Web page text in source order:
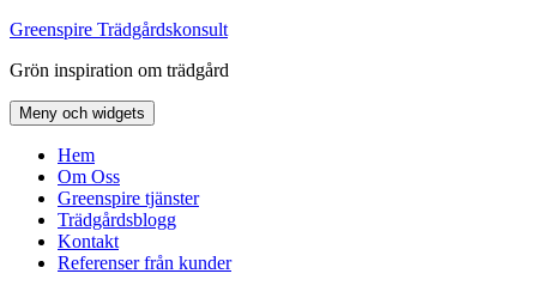
Hoppa
innehåll
Greenspire Trädgårdskonsult
Grön inspiration om trädgård
Meny och widgets
Hem
Om Oss
Greenspire tjänster
Trädgårdsblogg
Kontakt
Referenser från kunder